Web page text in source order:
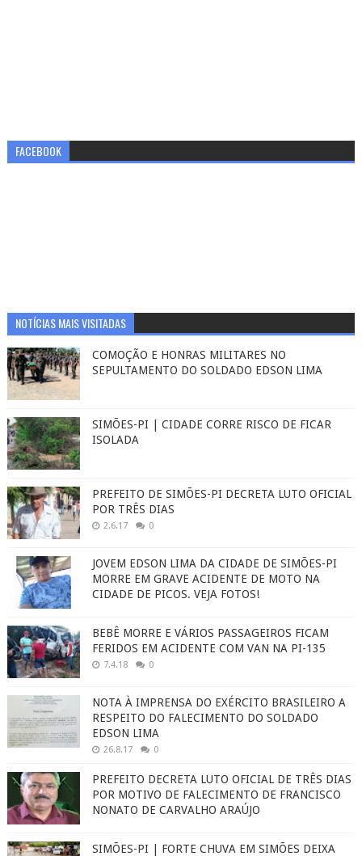
FACEBOOK
NOTÍCIAS MAIS VISITADAS
COMOÇÃO E HONRAS MILITARES NO
SEPULTAMENTO DO SOLDADO EDSON LIMA
SIMÕES-PI | CIDADE CORRE RISCO DE FICAR
ISOLADA
PREFEITO DE SIMÕES-PI DECRETA LUTO OFICIAL
POR TRÊS DIAS
2.6.17 0
JOVEM EDSON LIMA DA CIDADE DE SIMÕES-PI
MORRE EM GRAVE ACIDENTE DE MOTO NA
CIDADE DE PICOS. VEJA FOTOS!
BEBÊ MORRE E VÁRIOS PASSAGEIROS FICAM
FERIDOS EM ACIDENTE COM VAN NA PI-135
7.4.18 0
NOTA À IMPRENSA DO EXÉRCITO BRASILEIRO A
RESPEITO DO FALECIMENTO DO SOLDADO
EDSON LIMA
26.8.17 0
PREFEITO DECRETA LUTO OFICIAL DE TRÊS DIAS
POR MOTIVO DE FALECIMENTO DE FRANCISCO
NONATO DE CARVALHO ARAÚJO
SIMÕES-PI | FORTE CHUVA EM SIMÕES DEIXA